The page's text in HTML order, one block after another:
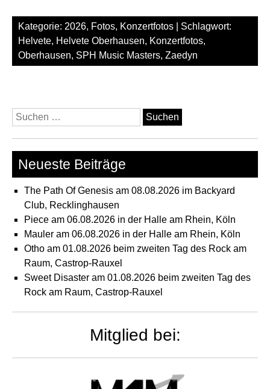
Kategorie: 2026, Fotos, Konzertfotos | Schlagwort:
Helvete, Helvete Oberhausen, Konzertfotos,
Oberhausen, SPH Music Masters, Zaedyn
Suchen
nach:
Neueste Beiträge
The Path Of Genesis am 08.08.2026 im Backyard
Club, Recklinghausen
Piece am 06.08.2026 in der Halle am Rhein, Köln
Mauler am 06.08.2026 in der Halle am Rhein, Köln
Otho am 01.08.2026 beim zweiten Tag des Rock am
Raum, Castrop-Rauxel
Sweet Disaster am 01.08.2026 beim zweiten Tag des
Rock am Raum, Castrop-Rauxel
Mitglied bei: